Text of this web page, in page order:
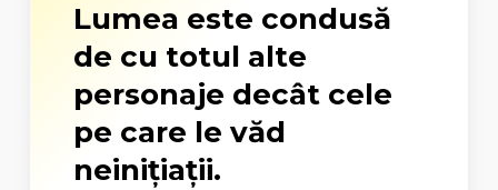
Lumea este condusă
de cu totul alte
personaje decât cele
pe care le văd
neinițiații.